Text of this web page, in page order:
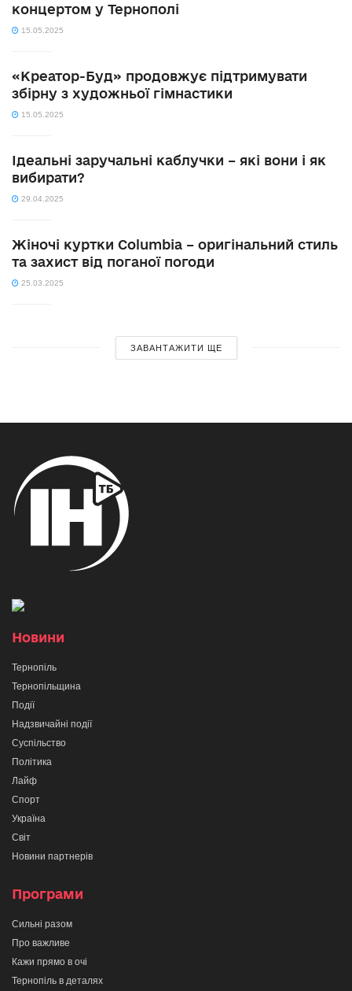
концертом у Тернополі
15.05.2025
«Креатор-Буд» продовжує підтримувати
збірну з художньої гімнастики
15.05.2025
Ідеальні заручальні каблучки – які вони і як
вибирати?
29.04.2025
Жіночі куртки Columbia – оригінальний стиль
та захист від поганої погоди
25.03.2025
ЗАВАНТАЖИТИ ЩЕ
Новини
Тернопіль
Тернопільщина
Події
Надзвичайні події
Суспільство
Політика
Лайф
Спорт
Україна
Світ
Новини партнерів
Програми
Сильні разом
Про важливе
Кажи прямо в очі
Тернопіль в деталях